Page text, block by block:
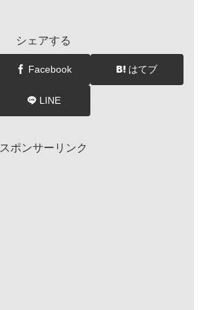
シェアする
Facebook はてブ
LINE
スポンサーリンク